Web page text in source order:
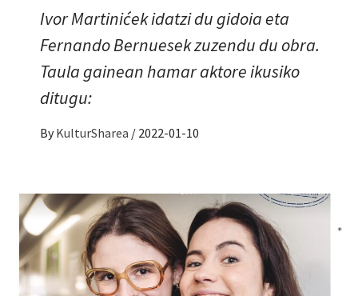
Ivor Martinićek idatzi du gidoia eta
Fernando Bernuesek zuzendu du obra.
Taula gainean hamar aktore ikusiko
ditugu:
By KulturSharea / 2022-01-10